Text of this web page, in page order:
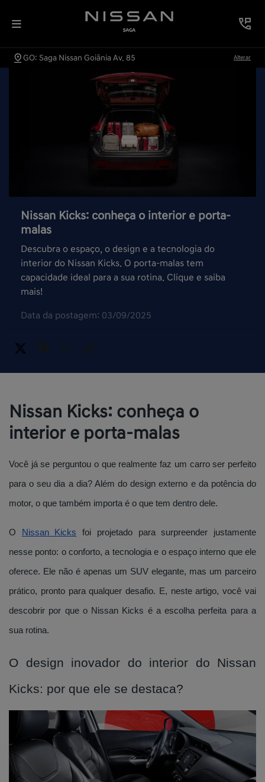
GO: Saga Nissan Goiânia Av. 85 Alterar
Nissan Kicks: conheça o interior e porta-
malas
Descubra o espaço, o design e a tecnologia do
interior do Nissan Kicks. O porta-malas tem
capacidade ideal para a sua rotina. Clique e saiba
mais!
Data da postagem: 03/09/2025
Nissan Kicks: conheça o
interior e porta-malas
Você já se perguntou o que realmente faz um carro ser perfeito
para o seu dia a dia? Além do design externo e da potência do
motor, o que também importa é o que tem dentro dele.
O Nissan Kicks foi projetado para surpreender justamente
nesse ponto: o conforto, a tecnologia e o espaço interno que ele
oferece. Ele não é apenas um SUV elegante, mas um parceiro
prático, pronto para qualquer desafio. E, neste artigo, você vai
descobrir por que o Nissan Kicks é a escolha perfeita para a
sua rotina.
O design inovador do interior do Nissan
Kicks: por que ele se destaca?